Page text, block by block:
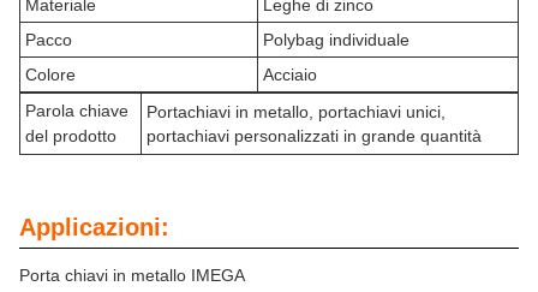
Materiale
Leghe di zinco
Pacco
Polybag individuale
Colore
Acciaio
Parola chiave
del prodotto
Portachiavi in metallo, portachiavi unici,
portachiavi personalizzati in grande quantità
Applicazioni:
Porta chiavi in metallo IMEGA